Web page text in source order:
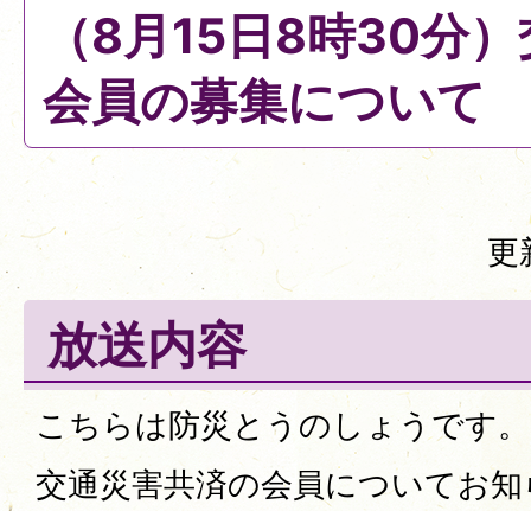
（8月15日8時30分
会員の募集について
更
放送内容
こちらは防災とうのしょうです。
交通災害共済の会員についてお